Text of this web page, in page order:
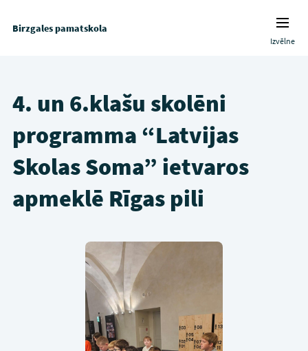
Birzgales pamatskola
Izvēlne
4. un 6.klašu skolēni
programma “Latvijas
Skolas Soma” ietvaros
apmeklē Rīgas pili